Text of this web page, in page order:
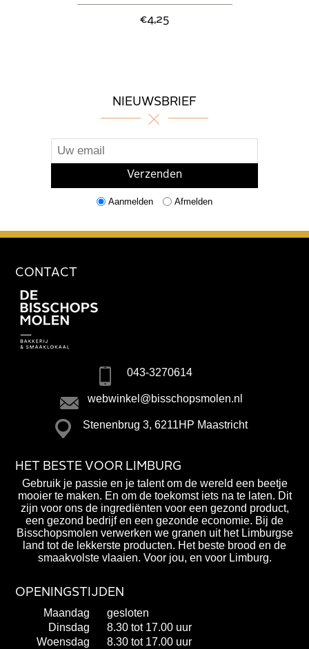
€4,25
NIEUWSBRIEF
Aanmelden Afmelden
CONTACT
043-3270614
webwinkel@bisschopsmolen.nl
Stenenbrug 3, 6211HP Maastricht
HET BESTE VOOR LIMBURG
Gebruik je passie en je talent om de wereld een beetje
mooier te maken. En om de toekomst iets na te laten. Dit
zijn voor ons de ingrediënten voor een gezond product,
een gezond bedrijf en een gezonde economie. Bij de
Bisschopsmolen verwerken we granen uit het Limburgse
land tot de lekkerste producten. Het beste brood en de
smaakvolste vlaaien. Voor jou, en voor Limburg.
OPENINGSTIJDEN
Maandag
gesloten
Dinsdag
8.30 tot 17.00 uur
Woensdag
8.30 tot 17.00 uur